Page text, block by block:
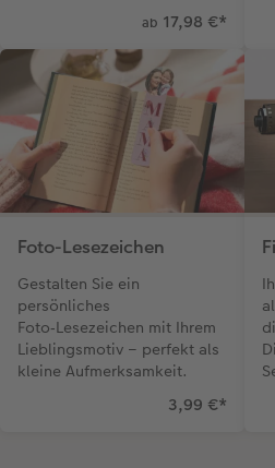
ab 17,98 €*
Foto-Lesezeichen
Gestalten Sie ein
persönliches
Foto‑Lesezeichen mit Ihrem
Lieblingsmotiv – perfekt als
kleine Aufmerksamkeit.
3,99 €*